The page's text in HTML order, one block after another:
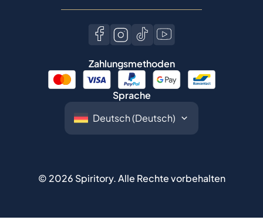
Zahlungsmethoden
Sprache
© 2026 Spiritory.Alle Rechte vorbehalten